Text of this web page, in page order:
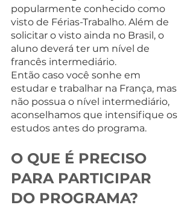
popularmente conhecido como
visto de Férias-Trabalho. Além de
solicitar o visto ainda no Brasil, o
aluno deverá ter um nível de
francês intermediário.
Então caso você sonhe em
estudar e trabalhar na França, mas
não possua o nível intermediário,
aconselhamos que intensifique os
estudos antes do programa.
O QUE É PRECISO
PARA PARTICIPAR
DO PROGRAMA?